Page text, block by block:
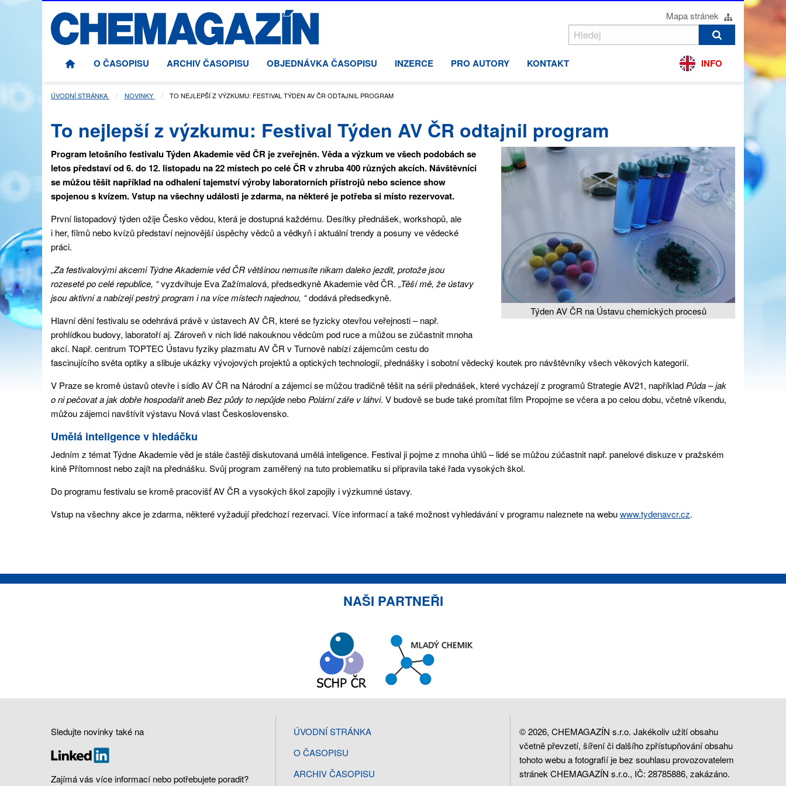
Mapa stránek
O ČASOPISU ARCHIV ČASOPISU OBJEDNÁVKA ČASOPISU INZERCE PRO AUTORY KONTAKT INFO
ÚVODNÍ STRÁNKA NOVINKY AKTUÁLNÍ STRÁNKA:
TO NEJLEPŠÍ Z VÝZKUMU: FESTIVAL TÝDEN AV ČR ODTAJNIL PROGRAM
To nejlepší z výzkumu: Festival Týden AV ČR odtajnil program
Týden AV ČR na Ústavu chemických procesů
Program letošního festivalu Týden Akademie věd ČR je zveřejněn. Věda a výzkum ve všech podobách se
letos představí od 6. do 12. listopadu na 22 místech po celé ČR v zhruba 400 různých akcích. Návštěvníci
se můžou těšit například na odhalení tajemství výroby laboratorních přístrojů nebo science show
spojenou s kvízem. Vstup na všechny události je zdarma, na některé je potřeba si místo rezervovat.
První listopadový týden ožije Česko vědou, která je dostupná každému. Desítky přednášek, workshopů, ale
i her, filmů nebo kvízů představí nejnovější úspěchy vědců a vědkyň i aktuální trendy a posuny ve vědecké
práci.
„Za festivalovými akcemi Týdne Akademie věd ČR většinou nemusíte nikam daleko jezdit, protože jsou
rozeseté po celé republice, “vyzdvihuje Eva Zažímalová, předsedkyně Akademie věd ČR. „Těší mě, že ústavy
jsou aktivní a nabízejí pestrý program i na více místech najednou, “dodává předsedkyně.
Hlavní dění festivalu se odehrává právě v ústavech AV ČR, které se fyzicky otevřou veřejnosti – např.
prohlídkou budovy, laboratoří aj. Zároveň v nich lidé nakouknou vědcům pod ruce a můžou se zúčastnit mnoha
akcí. Např. centrum TOPTEC Ústavu fyziky plazmatu AV ČR v Turnově nabízí zájemcům cestu do
fascinujícího světa optiky a slibuje ukázky vývojových projektů a optických technologií, přednášky i sobotní vědecký koutek pro návštěvníky všech věkových kategorií.
V Praze se kromě ústavů otevře i sídlo AV ČR na Národní a zájemci se můžou tradičně těšit na sérii přednášek, které vycházejí z programů Strategie AV21, například Půda – jak
o ni pečovat a jak dobře hospodařit aneb Bez půdy to nepůjde nebo Polární záře v láhvi. V budově se bude také promítat film Propojme se včera a po celou dobu, včetně víkendu,
můžou zájemci navštívit výstavu Nová vlast Československo.
Umělá inteligence v hledáčku
Jedním z témat Týdne Akademie věd je stále častěji diskutovaná umělá inteligence. Festival ji pojme z mnoha úhlů – lidé se můžou zúčastnit např. panelové diskuze v pražském
kině Přítomnost nebo zajít na přednášku. Svůj program zaměřený na tuto problematiku si připravila také řada vysokých škol.
Do programu festivalu se kromě pracovišť AV ČR a vysokých škol zapojily i výzkumné ústavy.
Vstup na všechny akce je zdarma, některé vyžadují předchozí rezervaci. Více informací a také možnost vyhledávání v programu naleznete na webuwww.tydenavcr.cz.
NAŠI PARTNEŘI
Sledujte novinky také na
Zajímá vás více informací nebo potřebujete poradit?
ÚVODNÍ STRÁNKA
O ČASOPISU
ARCHIV ČASOPISU
© 2026, CHEMAGAZÍN s.r.o. Jakékoliv užití obsahu
včetně převzetí, šíření či dalšího zpřístupňování obsahu
tohoto webu a fotografií je bez souhlasu provozovatelem
stránek CHEMAGAZÍN s.r.o., IČ: 28785886, zakázáno.